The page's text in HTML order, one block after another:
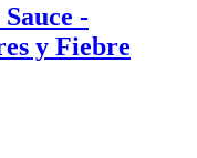
-
y Fiebre